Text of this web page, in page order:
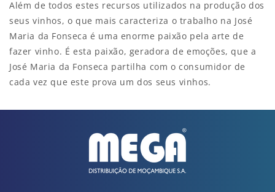
Além de todos estes recursos utilizados na produção dos
seus vinhos, o que mais caracteriza o trabalho na José
Maria da Fonseca é uma enorme paixão pela arte de
fazer vinho. É esta paixão, geradora de emoções, que a
José Maria da Fonseca partilha com o consumidor de
cada vez que este prova um dos seus vinhos.